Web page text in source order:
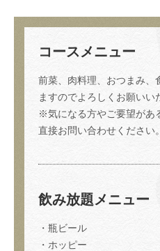
コースメニュー
前菜、肉料理、おつまみ
ますのでよろしくお願いい
※気になる方やご要望があ
直接お問い合わせください。
飲み放題メニュー
・瓶ビール
・ホッピー